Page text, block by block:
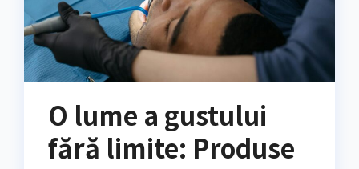
O lume a gustului
fără limite: Produse